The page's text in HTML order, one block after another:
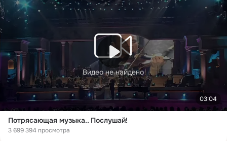
03:04
Видео не найдено
Потрясающая музыка.. Послушай!
3 699 394 просмотра